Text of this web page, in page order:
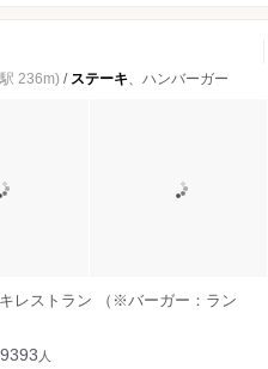
236m) / ステーキ、ハンバーガー
レストラン （※バーガー：ラン
9393 人